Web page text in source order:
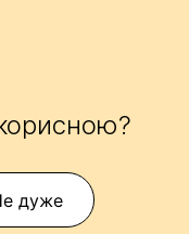
дуже